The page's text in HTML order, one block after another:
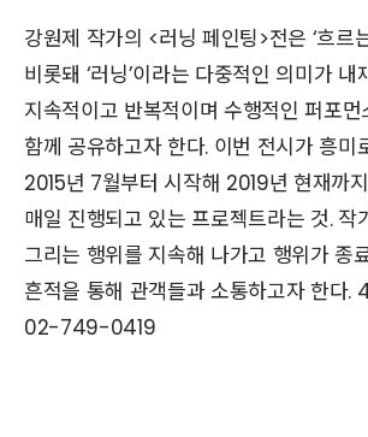
강원제 작가의 <러닝 페인팅>전은 ‘흐르
비롯돼 ‘러닝’이라는 다중적인 의미가 내
지속적이고 반복적이며 수행적인 퍼포
함께 공유하고자 한다. 이번 전시가 흥미
2015년 7월부터 시작해 2019년 현재까
매일 진행되고 있는 프로젝트라는 것. 작
그리는 행위를 지속해 나가고 행위가 종
흔적을 통해 관객들과 소통하고자 한다.
02-749-0419